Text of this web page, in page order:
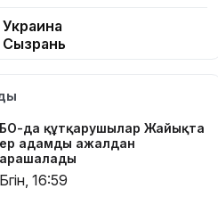
Украина
Сызрань
мұнай
зауыттарына
дронмен
шабуыл
жасады
БҚО-да құтқарушылар Жайықта
ер адамды ажалдан
арашалады
Бүгін, 16:59